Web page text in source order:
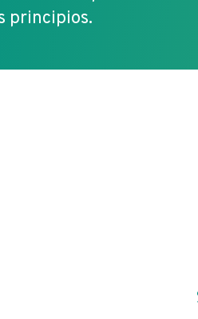
principios.